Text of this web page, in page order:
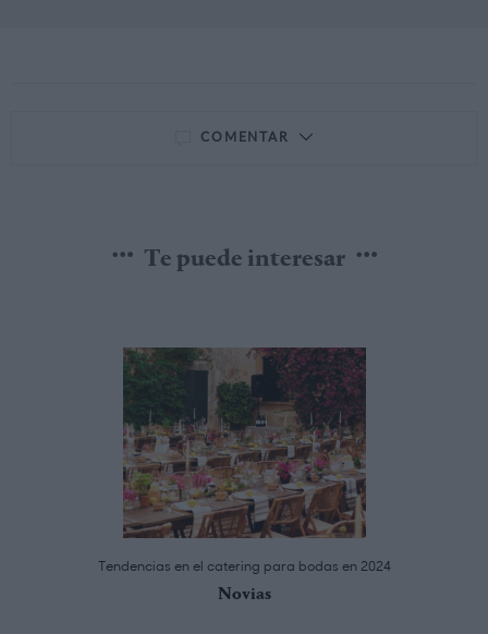
COMENTAR
Te puede interesar
Tendencias en el catering para bodas en 2024
Novias